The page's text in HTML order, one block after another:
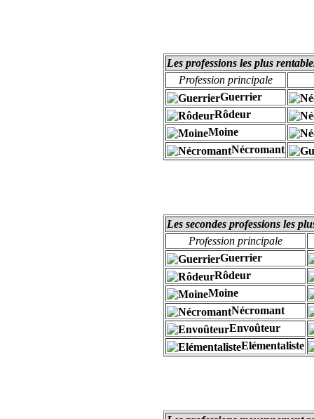
Les professions les plus
Profession principale
Guerrier
Rôdeur
Moine
Nécromant
Les secondes professions les
Profession principale
Guerrier
Rôdeur
Moine
Nécromant
Envoûteur
Elémentaliste